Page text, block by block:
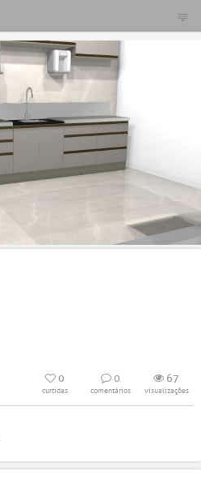
0
curtidas
0
comentários
67
visualizações